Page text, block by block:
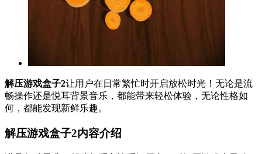
解压游戏盒子2让用户在日常繁忙时开启放松时光！无论是流
畅操作还是悦耳背景音乐，都能带来轻松体验，无论性格如
何，都能发现新鲜乐趣。
解压游戏盒子2内容介绍